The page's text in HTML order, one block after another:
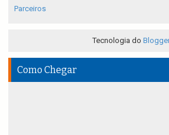
Parceiros
Tecnologia do Blogger
Como Chegar